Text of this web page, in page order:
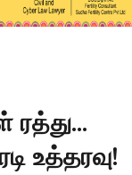
உத்தரவு!